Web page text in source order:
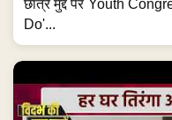
छात्र मुद्दे पर Youth
Do'...